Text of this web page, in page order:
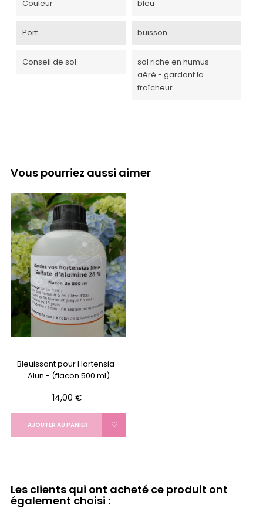
Couleur bleu
Port buisson
Conseil de sol
sol riche en humus -
aéré - gardant la
fraîcheur
Vous pourriez aussi aimer
Bleuissant pour Hortensia -
Alun - (flacon 500 ml)
Prix
14,00 €
AJOUTER AU PANIER
Les clients qui ont acheté ce produit ont
également choisi :